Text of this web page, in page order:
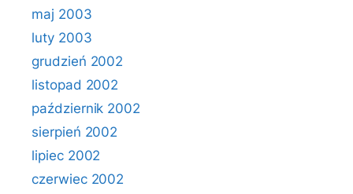
maj 2003
luty 2003
grudzień 2002
listopad 2002
październik 2002
sierpień 2002
lipiec 2002
czerwiec 2002